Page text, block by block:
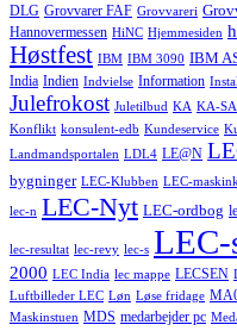
DLG Grovvarer FAF Grovvareri
Hannovermessen HiNC Hjemmesiden
Høstfest IBM IBM 3090 IBM
India Indien Indvielse Information
Julefrokost Juletilbud KA KA-SA
Konflikt konsulent-edb Kundeservice
Landmandsportalen LDL4 LE@N
bygninger LEC-Klubben LEC-
lec-n LEC-Nyt LEC-ordbog
lec-resultat lec-revy lec-s
2000 LEC India lec mappe LECSEN
Luftbilleder LEC Løn Løse fridage
Maskinstuen MDS medarbejder pc